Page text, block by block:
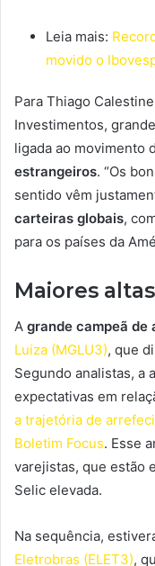
Leia mais:
movido o
Para Thiago
Investimentos,
ligada ao movimento
estrangeiros. “Os
sentido vêm
carteiras globais,
para os países da
Maiores
A grande campeã de
Luiza (MGLU3), que
Segundo analistas, a
expectativas em
a trajetória de
Boletim Focus. Esse
varejistas, que estão
Selic elevada.
Na sequência,
Eletrobras (ELET3),